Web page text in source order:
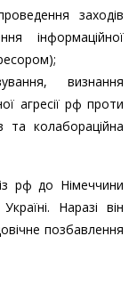
заходів
інформаційної
визнання
агресії рф проти
та колабораційна
рф до Німеччини
Наразі він
позбавлення